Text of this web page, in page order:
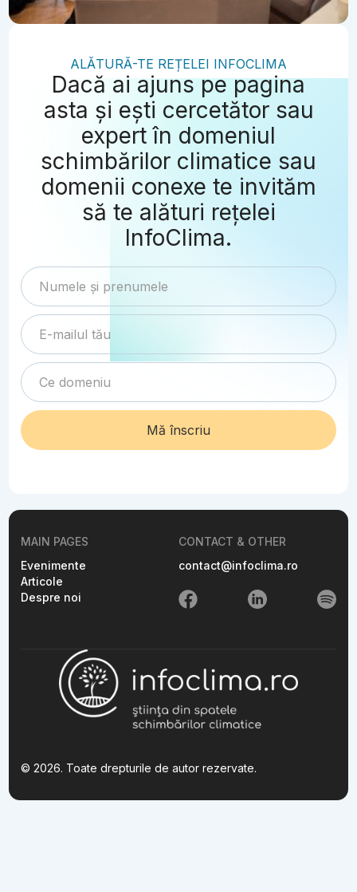
ALĂTURĂ-TE REȚELEI INFOCLIMA
Dacă ai ajuns pe pagina
asta și ești cercetător sau
expert în domeniul
schimbărilor climatice sau
domenii conexe te invităm
să te alături rețelei
InfoClima.
MAIN PAGES
Evenimente
Articole
Despre noi
CONTACT & OTHER
contact@infoclima.ro
© 2026. Toate drepturile de autor rezervate.